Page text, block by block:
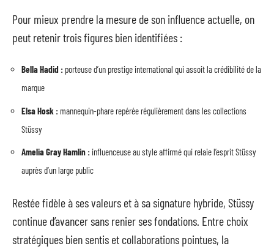
Pour mieux prendre la mesure de son influence actuelle, on
peut retenir trois figures bien identifiées :
Bella Hadid : porteuse d’un prestige international qui assoit la crédibilité de la
marque
Elsa Hosk : mannequin-phare repérée régulièrement dans les collections
Stüssy
Amelia Gray Hamlin :influenceuse au style affirmé qui relaie l’esprit Stüssy
auprès d’un large public
Restée fidèle à ses valeurs et à sa signature hybride, Stüssy
continue d’avancer sans renier ses fondations. Entre choix
stratégiques bien sentis et collaborations pointues, la